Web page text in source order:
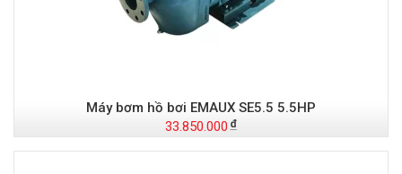
Máy bơm hồ bơi EMAUX SE5.5 5.5HP
33.850.000